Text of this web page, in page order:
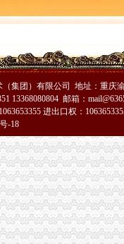
工作会议精
照工作
法制建设
册五大机制
贸公司注册要求
册资金进入园区市场
建设
资金称号
省挂职锻炼干部座谈会
察工作会议
主品牌培育工作
信息质量
农行动
欺诈
荣八耻”重庆代办外贸公司荣辱
集团）有限公司 地址：重庆
13368080804 邮箱：
进出口权：
-18